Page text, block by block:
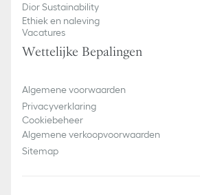
Dior Sustainability
Ethiek en naleving
Vacatures
Wettelijke Bepalingen
Algemene voorwaarden
Privacyverklaring
Cookiebeheer
Algemene verkoopvoorwaarden
Sitemap